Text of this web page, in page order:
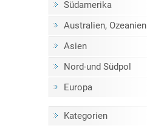
Südamerika
Australien, Ozeanien
Asien
Nord-und Südpol
Europa
Kategorien